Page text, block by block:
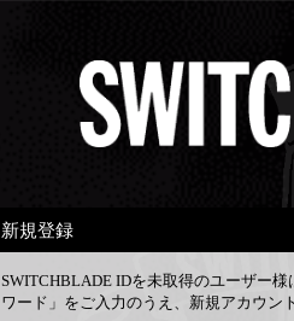
新規登録
SWITCHBLADE IDを未取得のユーザー
ワード」をご入力のうえ、新規アカウン